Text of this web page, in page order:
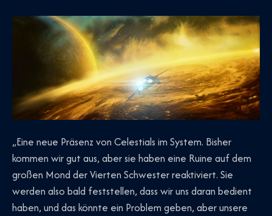
„Eine neue Präsenz von Celestials im System. Bisher
kommen wir gut aus, aber sie haben eine Ruine auf dem
großen Mond der Vierten Schwester reaktiviert. Sie
werden also bald feststellen, dass wir uns daran bedient
haben, und das könnte ein Problem geben, aber unsere